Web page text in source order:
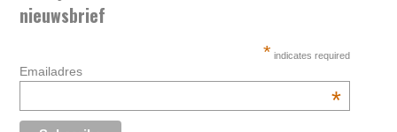
nieuwsbrief
* indicates required
Emailadres
*